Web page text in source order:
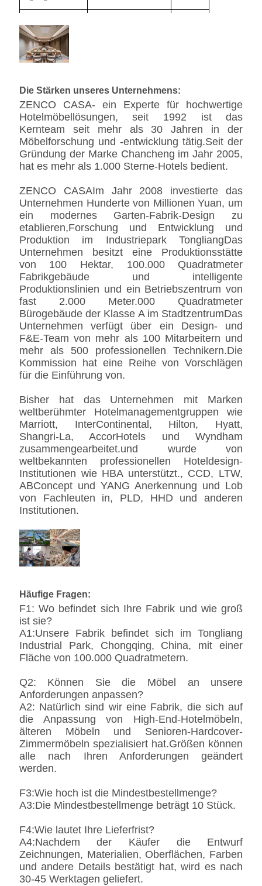
Sitzungsstuhl
Die Stärken unseres Unternehmens:
ZENCO CASA- ein Experte für hochwertige
Hotelmöbellösungen, seit 1992 ist das
Kernteam seit mehr als 30 Jahren in der
Möbelforschung und -entwicklung tätig.Seit der
Gründung der Marke Chancheng im Jahr 2005,
hat es mehr als 1.000 Sterne-Hotels bedient.
ZENCO CASAIm Jahr 2008 investierte das
Unternehmen Hunderte von Millionen Yuan, um
ein modernes Garten-Fabrik-Design zu
etablieren,Forschung und Entwicklung und
Produktion im Industriepark TongliangDas
Unternehmen besitzt eine Produktionsstätte
von 100 Hektar, 100.000 Quadratmeter
Fabrikgebäude und intelligente
Produktionslinien und ein Betriebszentrum von
fast 2.000 Meter.000 Quadratmeter
Bürogebäude der Klasse A im StadtzentrumDas
Unternehmen verfügt über ein Design- und
F&E-Team von mehr als 100 Mitarbeitern und
mehr als 500 professionellen Technikern.Die
Kommission hat eine Reihe von Vorschlägen
für die Einführung von.
Bisher hat das Unternehmen mit Marken
weltberühmter Hotelmanagementgruppen wie
Marriott, InterContinental, Hilton, Hyatt,
Shangri-La, AccorHotels und Wyndham
zusammengearbeitet.und wurde von
weltbekannten professionellen Hoteldesign-
Institutionen wie HBA unterstützt., CCD, LTW,
ABConcept und YANG Anerkennung und Lob
von Fachleuten in, PLD, HHD und anderen
Institutionen.
Häufige Fragen:
F1: Wo befindet sich Ihre Fabrik und wie groß
ist sie?
A1:Unsere Fabrik befindet sich im Tongliang
Industrial Park, Chongqing, China, mit einer
Fläche von 100.000 Quadratmetern.
Q2: Können Sie die Möbel an unsere
Anforderungen anpassen?
A2: Natürlich sind wir eine Fabrik, die sich auf
die Anpassung von High-End-Hotelmöbeln,
älteren Möbeln und Senioren-Hardcover-
Zimmermöbeln spezialisiert hat.Größen können
alle nach Ihren Anforderungen geändert
werden.
F3:Wie hoch ist die Mindestbestellmenge?
A3:Die Mindestbestellmenge beträgt 10 Stück.
F4:Wie lautet Ihre Lieferfrist?
A4:Nachdem der Käufer die Entwurf
Zeichnungen, Materialien, Oberflächen, Farben
und andere Details bestätigt hat, wird es nach
30-45 Werktagen geliefert.